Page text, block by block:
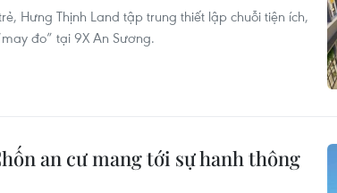
Hưng Thịnh Land tập trung thiết lập chuỗi tiện ích,
đo” tại 9X An Sương.
an cư mang tới sự hanh thông